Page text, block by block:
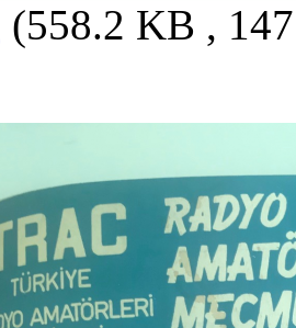
(558.2 KB ,